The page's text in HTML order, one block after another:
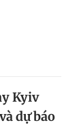
Kyiv
dự báo